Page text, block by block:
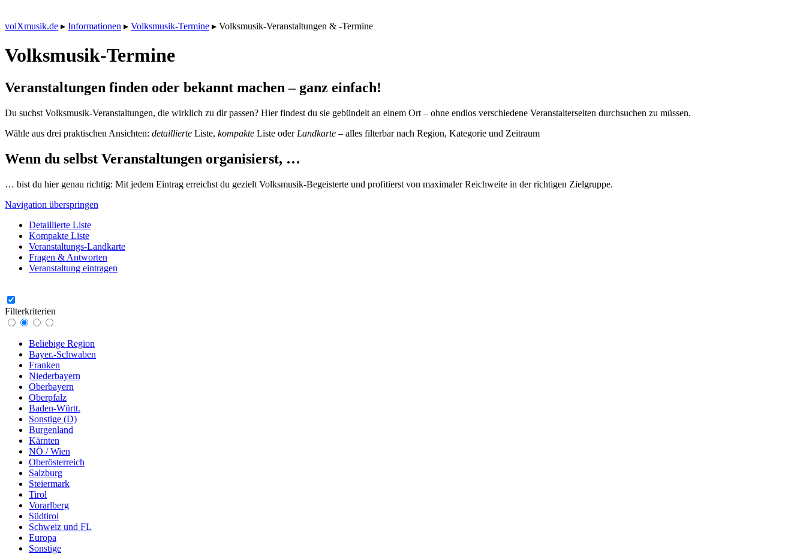
volXmusik.de ▸ Informationen ▸ Volksmusik-Termine ▸ Volksmusik-Veranstaltungen & -Termine
Volksmusik-Termine
Veranstaltungen finden oder bekannt machen – ganz einfach!
Du suchst Volksmusik-Veranstaltungen, die wirklich zu dir passen? Hier findest du sie gebündelt an einem Ort – ohne endlos verschiedene Veranstalterseiten durchsuchen zu müssen.
Wähle aus drei praktischen Ansichten: detaillierte Liste, kompakte Liste oder Landkarte – alles filterbar nach Region, Kategorie und Zeitraum
Wenn du selbst Veranstaltungen organisierst, …
… bist du hier genau richtig: Mit jedem Eintrag erreichst du gezielt Volksmusik-Begeisterte und profitierst von maximaler Reichweite in der richtigen Zielgruppe.
Navigation überspringen
Detaillierte Liste
Kompakte Liste
Veranstaltungs-Landkarte
Fragen & Antworten
Veranstaltung eintragen
Filterkriterien
Beliebige Region
Bayer.-Schwaben
Franken
Niederbayern
Oberbayern
Oberpfalz
Baden-Württ.
Sonstige (D)
Burgenland
Kärnten
NÖ / Wien
Oberösterreich
Salzburg
Steiermark
Tirol
Vorarlberg
Südtirol
Schweiz und FL
Europa
Sonstige